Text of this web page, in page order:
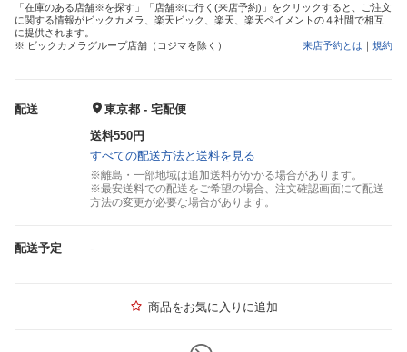
「在庫のある店舗※を探す」「店舗※に行く(来店予約)」をクリックすると、ご注文
に関する情報がビックカメラ、楽天ビック、楽天、楽天ペイメントの４社間で相互
に提供されます。
※ ビックカメラグループ店舗（コジマを除く）
来店予約とは ｜ 規約
配送
東京都 - 宅配便
送料550円
すべての配送方法と送料を見る
※離島・一部地域は追加送料がかかる場合があります。
※最安送料での配送をご希望の場合、注文確認画面にて配送
方法の変更が必要な場合があります。
配送予定 -
商品をお気に入りに追加